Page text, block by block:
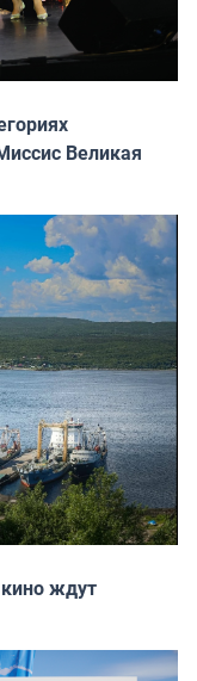
Великая
ждут